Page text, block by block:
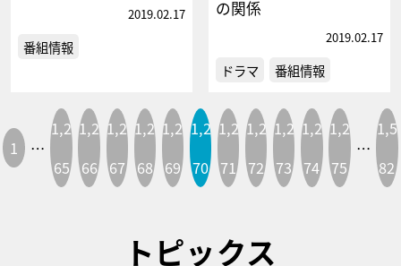
2019.02.17
番組情報
の関係
2019.02.17
ドラマ 番組情報
1 …
1,2
65
1,2
66
1,2
67
1,2
68
1,2
69
1,2
70
1,2
71
1,2
72
1,2
73
1,2
74
1,2
75
…
1,5
82
トピックス